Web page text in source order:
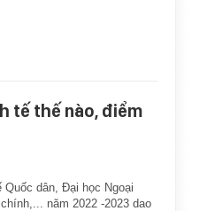
tế thế nào, điểm
dân, Đại học Ngoại
năm 2022 -2023 dao